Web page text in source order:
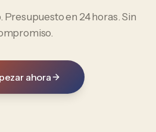
en 24 horas. Sin
ahora